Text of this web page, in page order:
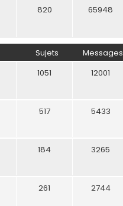
820 65948
Sujets Messages
1051 12001
517 5433
184 3265
261 2744